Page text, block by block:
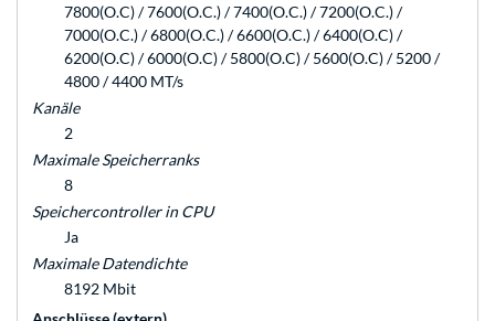
7800(O.C) / 7600(O.C.) / 7400(O.C.) / 7200(O.C.) /
7000(O.C.) / 6800(O.C.) / 6600(O.C.) / 6400(O.C) /
6200(O.C) / 6000(O.C) / 5800(O.C) / 5600(O.C) / 5200 /
4800 / 4400 MT/s
Kanäle
2
Maximale Speicherranks
8
Speichercontroller in CPU
Ja
Maximale Datendichte
8192 Mbit